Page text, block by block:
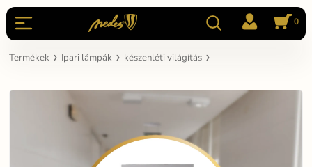
0
Termékek Ipari lámpák készenléti világítás